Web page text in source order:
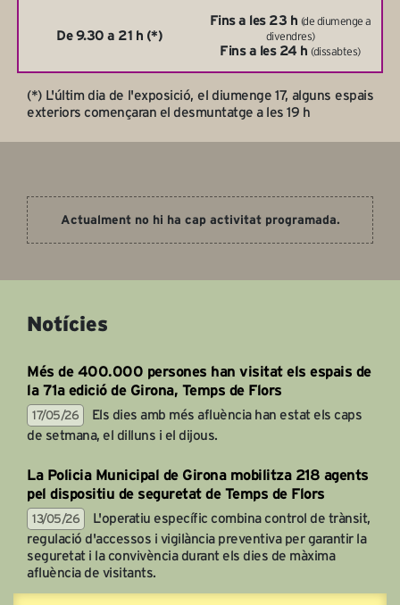
De 9.30 a 21 h (*)
Fins a les 23 h (de diumenge a
divendres)
Fins a les 24 h(dissabtes)
(*) L'últim dia de l'exposició, el diumenge 17, alguns espais
exteriors començaran el desmuntatge a les 19 h
Actualment no hi ha cap activitat programada.
Notícies
Més de 400.000 persones han visitat els espais de
la 71a edició de Girona, Temps de Flors
17/05/26
Els dies amb més afluència han estat els caps
de setmana, el dilluns i el dijous.
La Policia Municipal de Girona mobilitza 218 agents
pel dispositiu de seguretat de Temps de Flors
13/05/26
L'operatiu específic combina control de trànsit,
regulació d'accessos i vigilància preventiva per garantir la
seguretat i la convivència durant els dies de màxima
afluència de visitants.